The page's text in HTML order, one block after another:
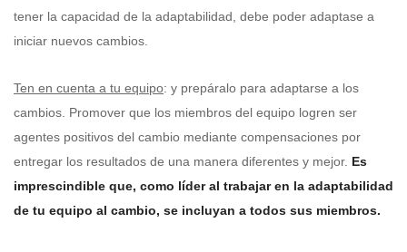
tener la capacidad de la adaptabilidad, debe poder adaptase a
iniciar nuevos cambios.
Ten en cuenta a tu equipo: y prepáralo para adaptarse a los
cambios. Promover que los miembros del equipo logren ser
agentes positivos del cambio mediante compensaciones por
entregar los resultados de una manera diferentes y mejor. Es
imprescindible que, como líder al trabajar en la adaptabilidad
de tu equipo al cambio, se incluyan a todos sus miembros.